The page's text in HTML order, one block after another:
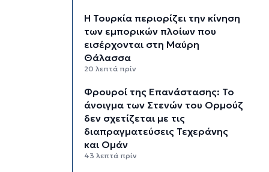
Η Τουρκία περιορίζει την κίνηση
των εμπορικών πλοίων που
εισέρχονται στη Μαύρη
Θάλασσα
20 λεπτά πρίν
Φρουροί της Επανάστασης: Το
άνοιγμα των Στενών του Ορμούζ
δεν σχετίζεται με τις
διαπραγματεύσεις Τεχεράνης
και Ομάν
43 λεπτά πρίν